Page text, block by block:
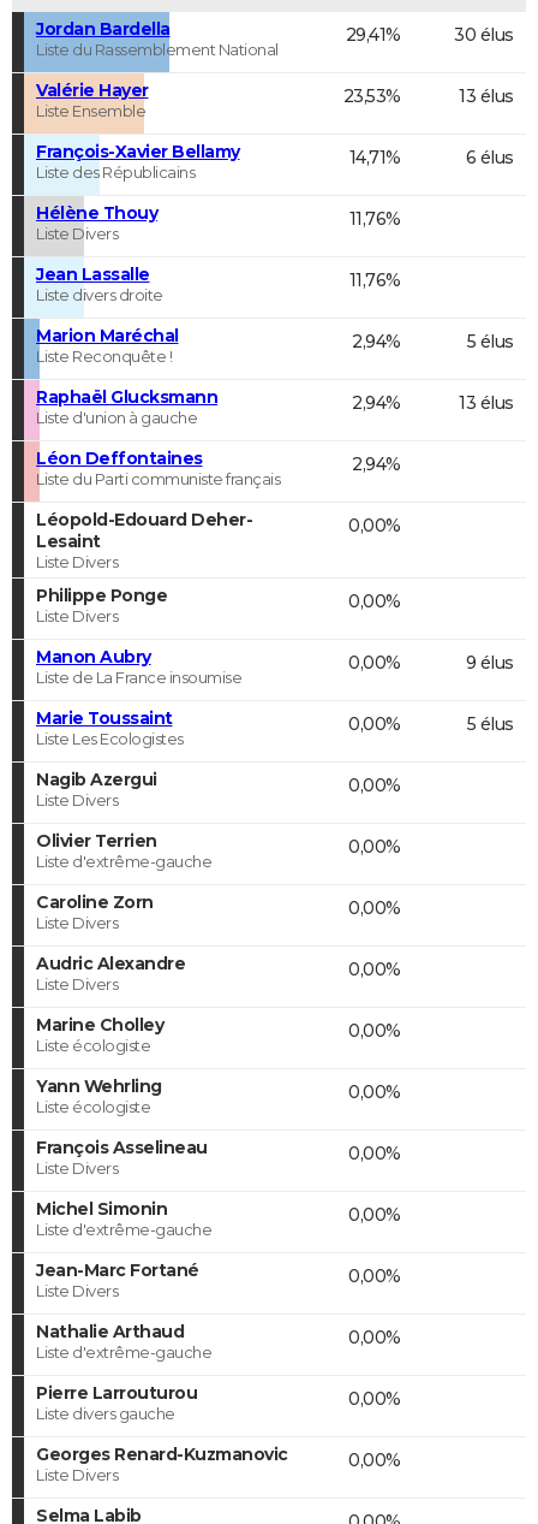
Jordan Bardella
Liste du Rassemblement National
29,41% 30 élus
Valérie Hayer
Liste Ensemble
23,53% 13 élus
François-Xavier Bellamy
Liste des Républicains
14,71% 6 élus
Hélène Thouy
Liste Divers
11,76%
Jean Lassalle
Liste divers droite
11,76%
Marion Maréchal
Liste Reconquête !
2,94% 5 élus
Raphaël Glucksmann
Liste d'union à gauche
2,94% 13 élus
Léon Deffontaines
Liste du Parti communiste français
2,94%
Léopold-Edouard Deher-
Lesaint
Liste Divers
0,00%
Philippe Ponge
Liste Divers
0,00%
Manon Aubry
Liste de La France insoumise
0,00% 9 élus
Marie Toussaint
Liste Les Ecologistes
0,00% 5 élus
Nagib Azergui
Liste Divers
0,00%
Olivier Terrien
Liste d'extrême-gauche
0,00%
Caroline Zorn
Liste Divers
0,00%
Audric Alexandre
Liste Divers
0,00%
Marine Cholley
Liste écologiste
0,00%
Yann Wehrling
Liste écologiste
0,00%
François Asselineau
Liste Divers
0,00%
Michel Simonin
Liste d'extrême-gauche
0,00%
Jean-Marc Fortané
Liste Divers
0,00%
Nathalie Arthaud
Liste d'extrême-gauche
0,00%
Pierre Larrouturou
Liste divers gauche
0,00%
Georges Renard-Kuzmanovic
Liste Divers
0,00%
Selma Labib